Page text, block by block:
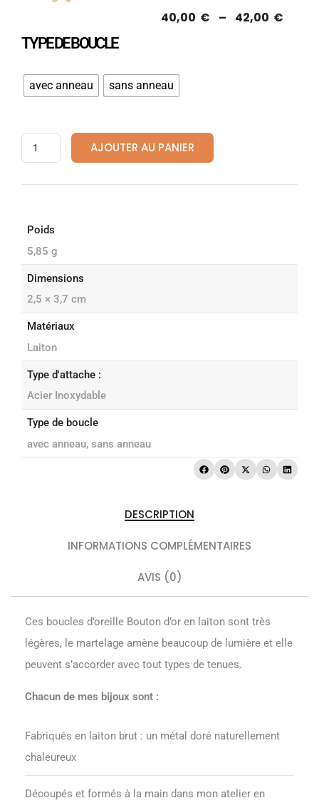
40,00 € – 42,00 €
TYPE DE BOUCLE
avec anneau sans anneau
AJOUTER AU PANIER
Poids
5,85 g
Dimensions
2,5 × 3,7 cm
Matériaux
Laiton
Type d'attache :
Acier Inoxydable
Type de boucle
avec anneau, sans anneau
DESCRIPTION
INFORMATIONS COMPLÉMENTAIRES
AVIS (0)
Ces boucles d’oreille Bouton d’or en laiton sont très
légères, le martelage amène beaucoup de lumière et elle
peuvent s’accorder avec tout types de tenues.
Chacun de mes bijoux sont :
Fabriqués en laiton brut : un métal doré naturellement
chaleureux
Découpés et formés à la main dans mon atelier en